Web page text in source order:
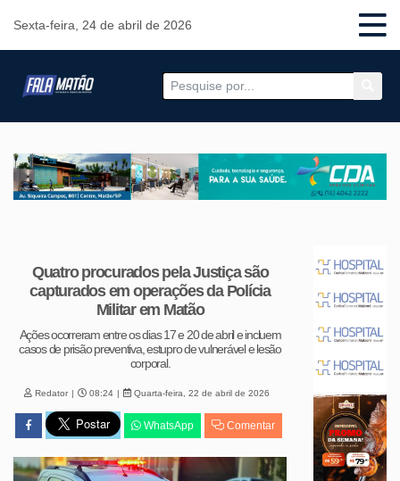
Sexta-feira, 24 de abril de 2026
Quatro procurados pela Justiça são
capturados em operações da Polícia
Militar em Matão
Ações ocorreram entre os dias 17 e 20 de abril e incluem
casos de prisão preventiva, estupro de vulnerável e lesão
corporal.
Redator 08:24 Quarta-feira, 22 de abril de 2026
WhatsApp Comentar